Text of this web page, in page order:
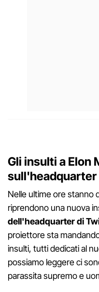
Gli insulti a Elon
sull'headquarter
Nelle ultime ore stanno
riprendono una nuova
dell'headquarter di
proiettore sta
insulti, tutti dedicati al
possiamo leggere ci
parassita supremo e